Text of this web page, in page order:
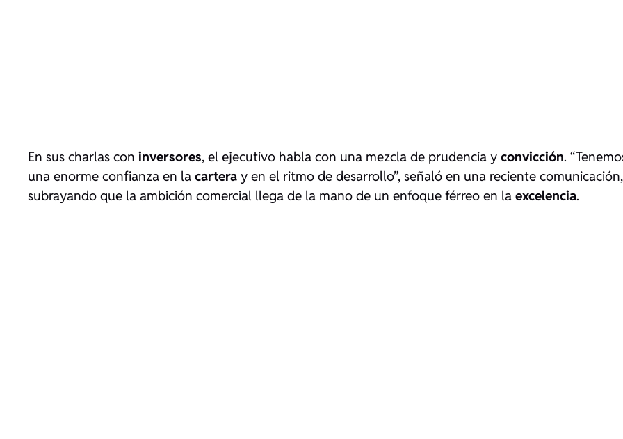
En sus charlas con inversores, el ejecutivo habla con una mezcla de prudencia y convicción.
una enorme confianza en la cartera y en el ritmo de desarrollo”, señaló en una reciente comunicación,
subrayando que la ambición comercial llega de la mano de un enfoque férreo en la excelencia.